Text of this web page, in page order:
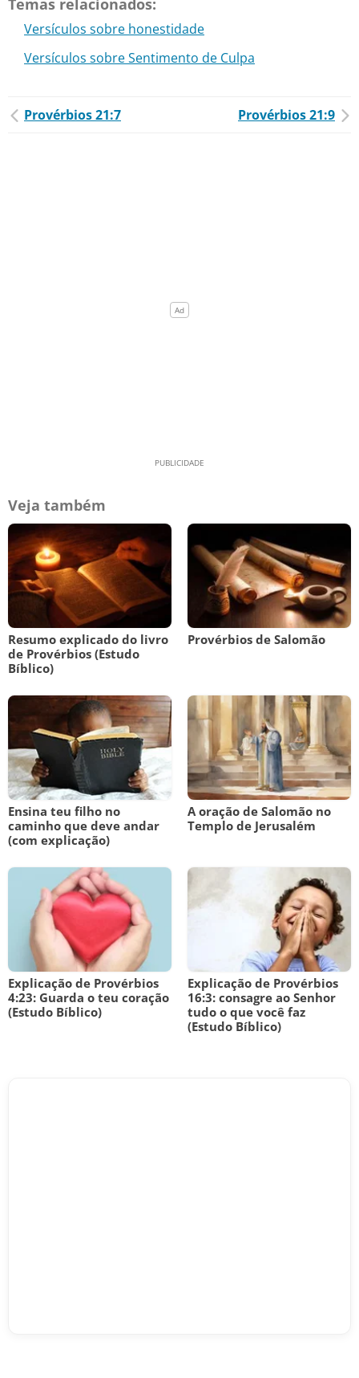
Temas relacionados:
Versículos sobre honestidade
Versículos sobre Sentimento de Culpa
Provérbios 21:7 Provérbios 21:9
Veja também
Resumo explicado do livro
de Provérbios (Estudo
Bíblico)
Provérbios de Salomão
Ensina teu filho no
caminho que deve andar
(com explicação)
A oração de Salomão no
Templo de Jerusalém
Explicação de Provérbios
4:23: Guarda o teu coração
(Estudo Bíblico)
Explicação de Provérbios
16:3: consagre ao Senhor
tudo o que você faz
(Estudo Bíblico)